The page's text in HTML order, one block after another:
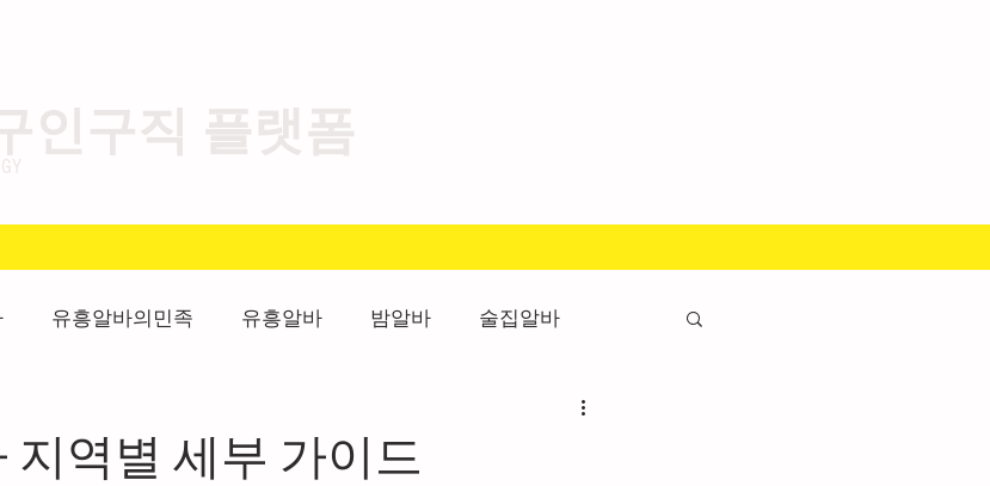
인구직 플랫폼
유흥알바의민족 유흥알바 밤알바 술집알바
지역별 세부 가이드